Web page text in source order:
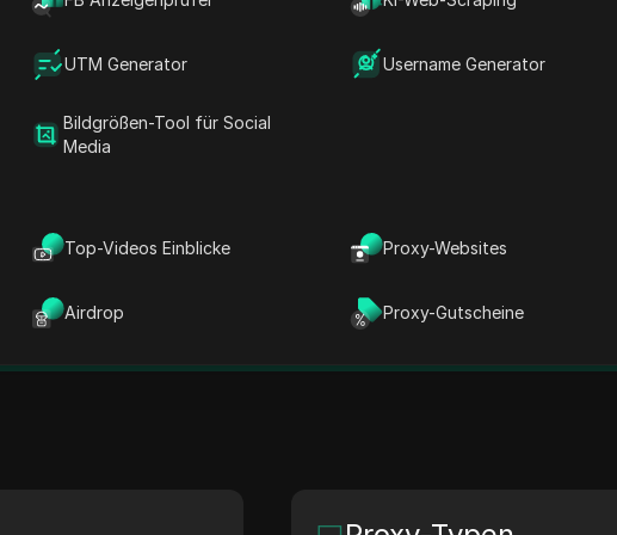
UTM Generator Username Generator
Bildgrößen-Tool für Social
Media
Top-Videos Einblicke Proxy-Websites
Airdrop Proxy-Gutscheine
Wohn-, Mobil- und Rechenzentrums-Proxys. Die
Proxy-Netzwerk gewährleistet V6 Proxies optimale
Die Plattform ist zudem mit einer benutzerfreundlichen
ausgestattet, die eine nahtlose Integration und